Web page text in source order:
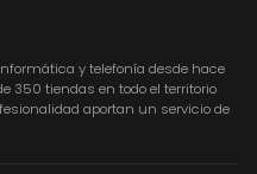
y telefonía desde hace
350 tiendas en todo el territorio
aportan un servicio de